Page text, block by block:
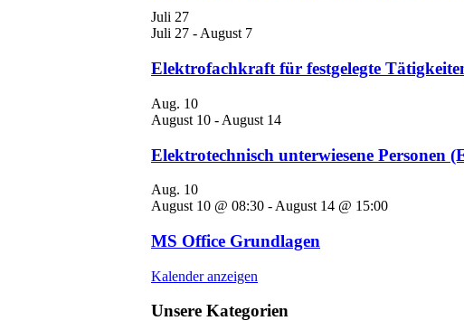
Juli 27
Juli 27 -August 7
Elektrofachkraft für festgelegte
Aug. 10
August 10 - August 14
Elektrotechnisch unterwiesene Personen
Aug. 10
August 10 @ 08:30 - August 14 @ 15:00
MS Office Grundlagen
Kalender anzeigen
Unsere Kategorien